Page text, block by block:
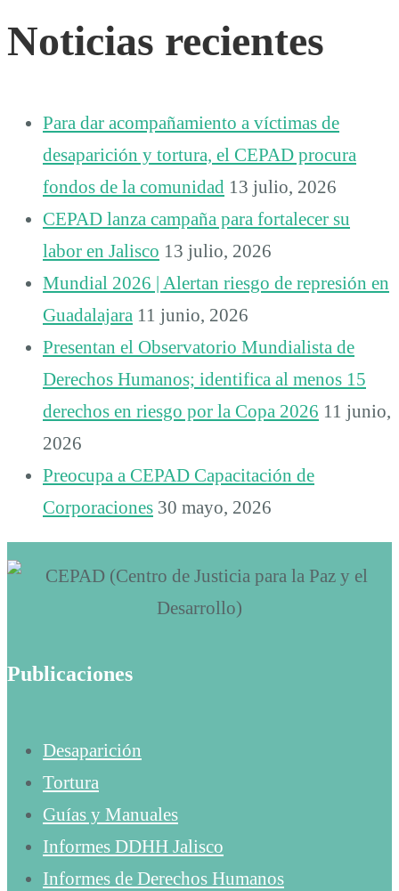
Noticias recientes
Para dar acompañamiento a víctimas de
desaparición y tortura, el CEPAD procura
fondos de la comunidad 13 julio, 2026
CEPAD lanza campaña para fortalecer su
labor en Jalisco 13 julio, 2026
Mundial 2026 | Alertan riesgo de represión en
Guadalajara 11 junio, 2026
Presentan el Observatorio Mundialista de
Derechos Humanos; identifica al menos 15
derechos en riesgo por la Copa 2026 11 junio,
2026
Preocupa a CEPAD Capacitación de
Corporaciones 30 mayo, 2026
Publicaciones
Desaparición
Tortura
Guías y Manuales
Informes DDHH Jalisco
Informes de Derechos Humanos